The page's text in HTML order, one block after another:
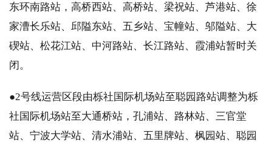
东环南路站，高桥西站、高桥站、梁祝站、芦港站、徐
家漕长乐站、邱隘东站、五乡站、宝幢站、邬隘站、大
碶站、松花江站、中河路站、长江路站、霞浦站暂时关
闭。
●2号线运营区段由栎社国际机场站至聪园路站调整为栎
社国际机场站至大通桥站，孔浦站、路林站、三官堂
站、宁波大学站、清水浦站、五里牌站、枫园站、聪园